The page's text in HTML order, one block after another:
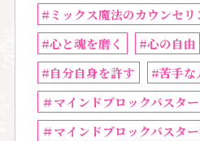
#ミックス魔法のカウンセリ
#心と魂を磨く
#心の自由
#自分自身を許す
#苦手な
＃マインドブロックバスター
＃マインドブロックバスタ